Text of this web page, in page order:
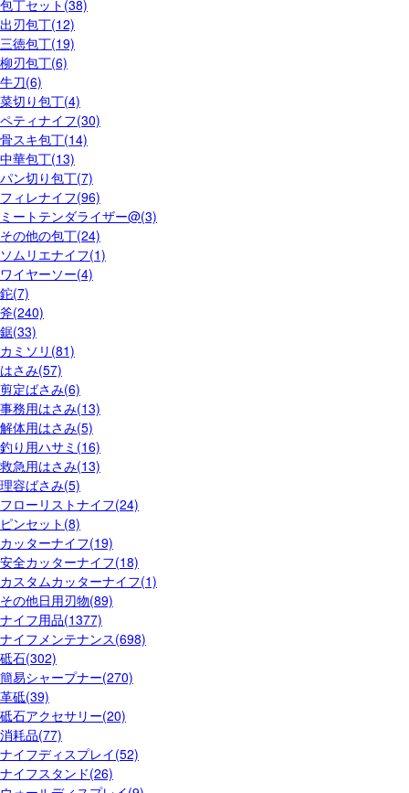
包丁セット(38)
出刃包丁(12)
三徳包丁(19)
柳刃包丁(6)
牛刀(6)
菜切り包丁(4)
ペティナイフ(30)
骨スキ包丁(14)
中華包丁(13)
パン切り包丁(7)
フィレナイフ(96)
ミートテンダライザー@(3)
その他の包丁(24)
ソムリエナイフ(1)
ワイヤーソー(4)
鉈(7)
斧(240)
鋸(33)
カミソリ(81)
はさみ(57)
剪定ばさみ(6)
事務用はさみ(13)
解体用はさみ(5)
釣り用ハサミ(16)
救急用はさみ(13)
理容ばさみ(5)
フローリストナイフ(24)
ピンセット(8)
カッターナイフ(19)
安全カッターナイフ(18)
カスタムカッターナイフ(1)
その他日用刃物(89)
ナイフ用品(1377)
ナイフメンテナンス(698)
砥石(302)
簡易シャープナー(270)
革砥(39)
砥石アクセサリー(20)
消耗品(77)
ナイフディスプレイ(52)
ナイフスタンド(26)